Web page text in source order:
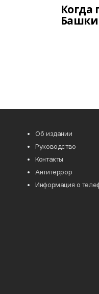
Когда
Об издании
Руководство
Контакты
Антитеррор
Информация о